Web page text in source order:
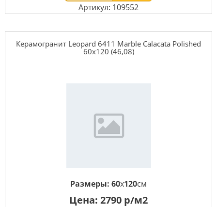
Артикул: 109552
Керамогранит Leopard 6411 Marble Calacata Polished
60x120 (46,08)
Размеры: 60x120см
Цена: 2790 р/м2